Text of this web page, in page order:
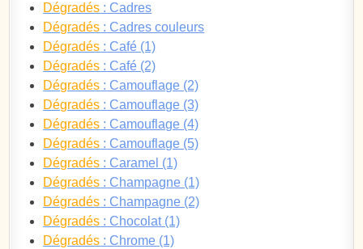
Dégradés : Cadres
Dégradés : Cadres couleurs
Dégradés : Café (1)
Dégradés : Café (2)
Dégradés : Camouflage (2)
Dégradés : Camouflage (3)
Dégradés : Camouflage (4)
Dégradés : Camouflage (5)
Dégradés : Caramel (1)
Dégradés : Champagne (1)
Dégradés : Champagne (2)
Dégradés : Chocolat (1)
Dégradés : Chrome (1)